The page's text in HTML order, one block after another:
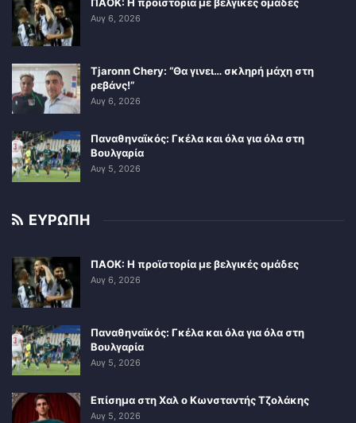
Αυγ 6, 2026
Tjaronn Chery: “Θα γινει… σκληρή μάχη στη
ρεβάνς!”
Αυγ 6, 2026
Παναθηναϊκός: Γκέλα και όλα για όλα στη
Βουλγαρία
Αυγ 5, 2026
ΕΥΡΩΠΗ
ΠΑΟΚ: Η προϊστορία με βελγικές ομάδες
Αυγ 6, 2026
Παναθηναϊκός: Γκέλα και όλα για όλα στη
Βουλγαρία
Αυγ 5, 2026
Επίσημα στη Χαλ ο Κωνσταντής Τζολάκης
Αυγ 5, 2026